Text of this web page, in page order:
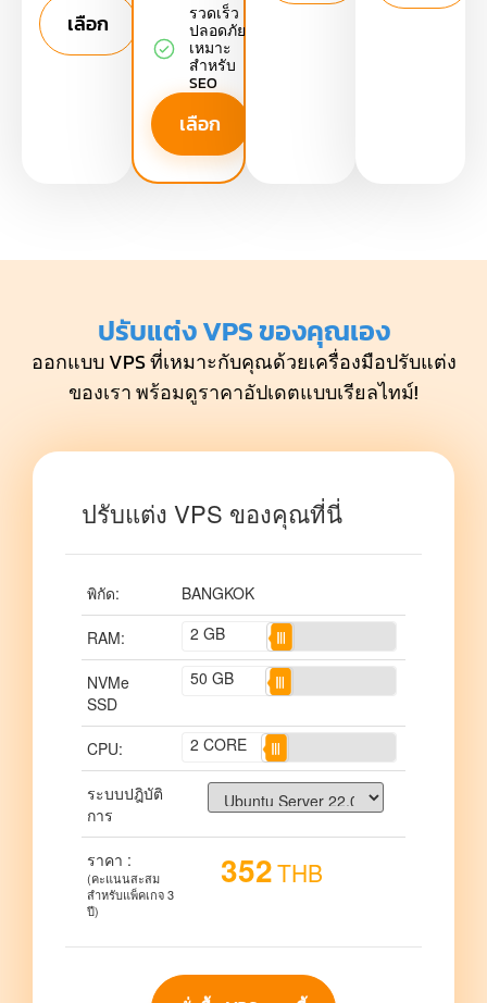
เลือก
รวดเร็ว
ปลอดภัย
เหมาะ
สำหรับ
SEO
เลือก
ปรับแต่ง VPS ของคุณเอง
ออกแบบ VPS ที่เหมาะกับคุณด้วยเครื่องมือปรับแต่ง
ของเรา พร้อมดูราคาอัปเดตแบบเรียลไทม์!
ปรับแต่ง VPS ของคุณที่นี่
พิกัด: BANGKOK
RAM: 2 GB
NVMe
SSD
50 GB
CPU: 2 CORE
ระบบปฎิบัติ
การ
ราคา :
(คะแนนสะสม
สำหรับแพ็คเกจ 3
ปี)
352THB